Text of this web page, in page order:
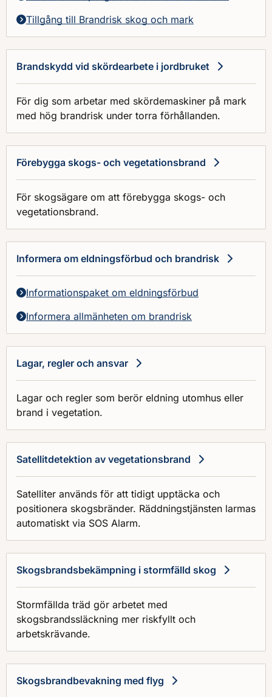
Tillgång till Brandrisk skog och mark
Brandskydd vid skördearbete i jordbruket
För dig som arbetar med skördemaskiner på mark
med hög brandrisk under torra förhållanden.
Förebygga skogs- och vegetationsbrand
För skogsägare om att förebygga skogs- och
vegetationsbrand.
Informera om eldningsförbud och brandrisk
Informationspaket om eldningsförbud
Informera allmänheten om brandrisk
Lagar, regler och ansvar
Lagar och regler som berör eldning utomhus eller
brand i vegetation.
Satellitdetektion av vegetationsbrand
Satelliter används för att tidigt upptäcka och
positionera skogsbränder. Räddningstjänsten larmas
automatiskt via SOS Alarm.
Skogsbrandsbekämpning i stormfälld skog
Stormfällda träd gör arbetet med
skogsbrandssläckning mer riskfyllt och
arbetskrävande.
Skogsbrandbevakning med flyg